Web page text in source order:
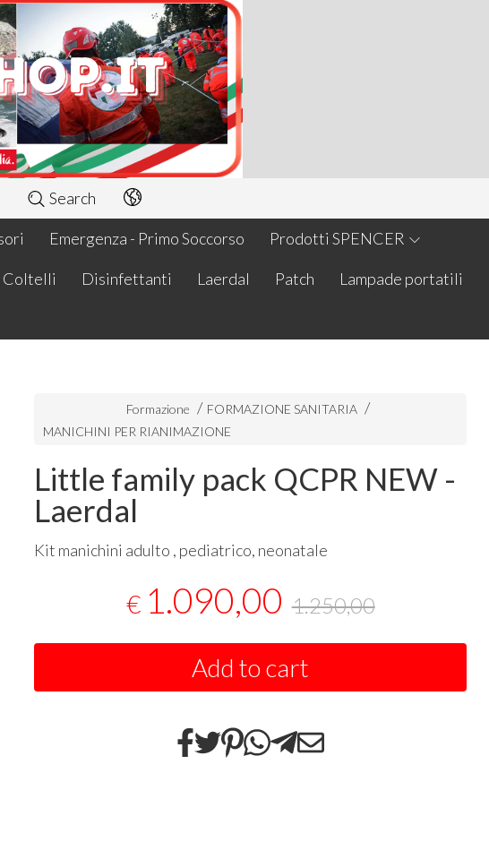
Search
Emergenza - Primo Soccorso Prodotti SPENCER
Coltelli Disinfettanti Laerdal Patch Lampade portatili
Formazione
FORMAZIONE SANITARIA
MANICHINI PER RIANIMAZIONE
Little family pack QCPR NEW -
Laerdal
Kit manichini adulto , pediatrico, neonatale
€ 1.090,00 1.250,00
Add to cart